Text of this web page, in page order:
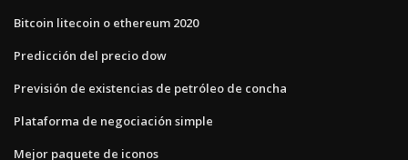
Bitcoin litecoin o ethereum 2020
Predicción del precio dow
Previsión de existencias de petróleo de concha
Plataforma de negociación simple
Mejor paquete de iconos